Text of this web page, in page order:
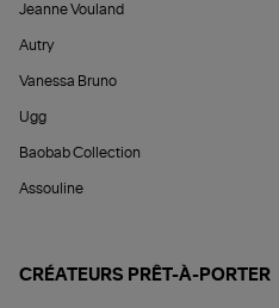
Jeanne Vouland
Autry
Vanessa Bruno
Ugg
Baobab Collection
Assouline
CRÉATEURS PRÊT-À-PORTER